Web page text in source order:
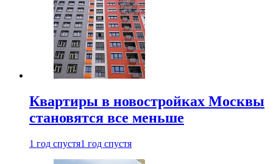
Квартиры в новостройках Москвы
становятся все меньше
1 год спустя1 год спустя